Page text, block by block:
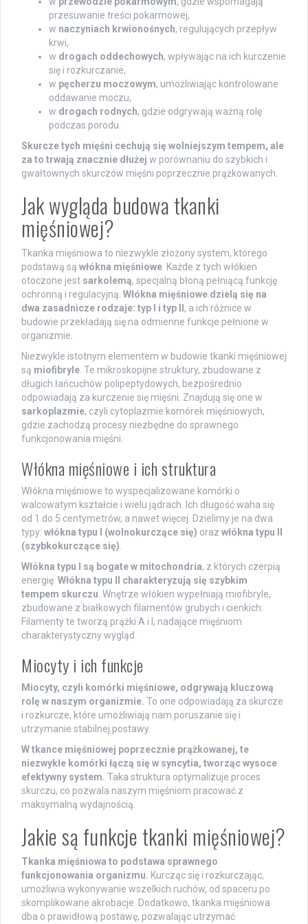
przesuwanie treści pokarmowej,
w naczyniach krwionośnych, regulujących przepływ
krwi,
w drogach oddechowych, wpływając na ich kurczenie
się i rozkurczanie,
w pęcherzu moczowym, umożliwiając kontrolowane
oddawanie moczu,
w drogach rodnych, gdzie odgrywają ważną rolę
podczas porodu.
Skurcze tych mięśni cechują się wolniejszym tempem, ale
za to trwają znacznie dłużej w porównaniu do szybkich i
gwałtownych skurczów mięśni poprzecznie prążkowanych.
Jak wygląda budowa tkanki
mięśniowej?
Tkanka mięśniowa to niezwykle złożony system, którego
podstawą są włókna mięśniowe. Każde z tych włókien
otoczone jest sarkolemą, specjalną błoną pełniącą funkcję
ochronną i regulacyjną. Włókna mięśniowe dzielą się na
dwa zasadnicze rodzaje: typ I i typ II , a ich różnice w
budowie przekładają się na odmienne funkcje pełnione w
organizmie.
Niezwykle istotnym elementem w budowie tkanki mięśniowej
są miofibryle. Te mikroskopijne struktury, zbudowane z
długich łańcuchów polipeptydowych, bezpośrednio
odpowiadają za kurczenie się mięśni. Znajdują się one w
sarkoplazmie, czyli cytoplazmie komórek mięśniowych,
gdzie zachodzą procesy niezbędne do sprawnego
funkcjonowania mięśni.
Włókna mięśniowe i ich struktura
Włókna mięśniowe to wyspecjalizowane komórki o
walcowatym kształcie i wielu jądrach. Ich długość waha się
od 1 do 5 centymetrów, a nawet więcej. Dzielimy je na dwa
typy: włókna typu I (wolnokurczące się) oraz włókna typu II
(szybkokurczące się).
Włókna typu I są bogate w mitochondria, z których czerpią
energię. Włókna typu II charakteryzują się szybkim
tempem skurczu. Wnętrze włókien wypełniają miofibryle,
zbudowane z białkowych filamentów grubych i cienkich.
Filamenty te tworzą prążki A i I, nadające mięśniom
charakterystyczny wygląd.
Miocyty i ich funkcje
Miocyty, czyli komórki mięśniowe, odgrywają kluczową
rolę w naszym organizmie. To one odpowiadają za skurcze
i rozkurcze, które umożliwiają nam poruszanie się i
utrzymanie stabilnej postawy.
W tkance mięśniowej poprzecznie prążkowanej, te
niezwykłe komórki łączą się w syncytia, tworząc wysoce
efektywny system. Taka struktura optymalizuje proces
skurczu, co pozwala naszym mięśniom pracować z
maksymalną wydajnością.
Jakie są funkcje tkanki mięśniowej?
Tkanka mięśniowa to podstawa sprawnego
funkcjonowania organizmu. Kurcząc się i rozkurczając,
umożliwia wykonywanie wszelkich ruchów, od spaceru po
skomplikowane akrobacje. Dodatkowo, tkanka mięśniowa
dba o prawidłową postawę, pozwalając utrzymać